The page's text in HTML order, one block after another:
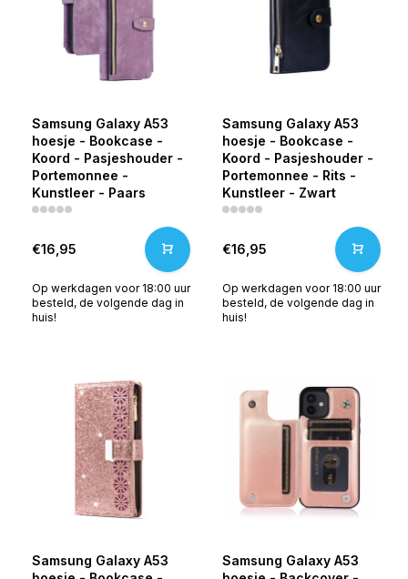
Samsung Galaxy A53
hoesje - Bookcase -
Koord - Pasjeshouder -
Portemonnee -
Kunstleer - Paars
€16,95
Op werkdagen voor 18:00 uur
besteld, de volgende dag in
huis!
Samsung Galaxy A53
hoesje - Bookcase -
Koord - Pasjeshouder -
Portemonnee - Rits -
Kunstleer - Zwart
€16,95
Op werkdagen voor 18:00 uur
besteld, de volgende dag in
huis!
Samsung Galaxy A53
Samsung Galaxy A53